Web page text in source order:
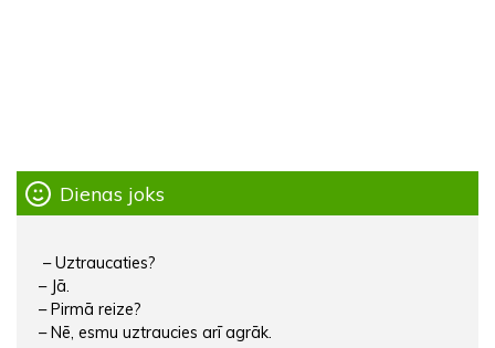
Dienas joks
– Uztraucaties?
– Jā.
– Pirmā reize?
– Nē, esmu uztraucies arī agrāk.